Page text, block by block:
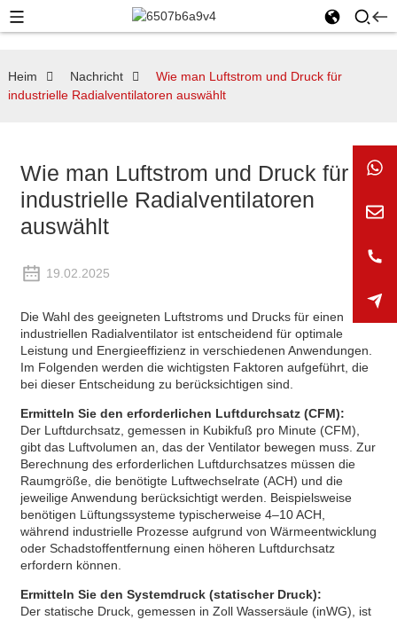
Heim Nachricht
Wie man Luftstrom und Druck für
industrielle Radialventilatoren auswählt
Wie man Luftstrom und Druck für
industrielle Radialventilatoren
auswählt
19.02.2025
Die Wahl des geeigneten Luftstroms und Drucks für einen
industriellen Radialventilator ist entscheidend für optimale
Leistung und Energieeffizienz in verschiedenen Anwendungen.
Im Folgenden werden die wichtigsten Faktoren aufgeführt, die
bei dieser Entscheidung zu berücksichtigen sind.
Ermitteln Sie den erforderlichen Luftdurchsatz (CFM):
Der Luftdurchsatz, gemessen in Kubikfuß pro Minute (CFM),
gibt das Luftvolumen an, das der Ventilator bewegen muss. Zur
Berechnung des erforderlichen Luftdurchsatzes müssen die
Raumgröße, die benötigte Luftwechselrate (ACH) und die
jeweilige Anwendung berücksichtigt werden. Beispielsweise
benötigen Lüftungssysteme typischerweise 4–10 ACH,
während industrielle Prozesse aufgrund von Wärmeentwicklung
oder Schadstoffentfernung einen höheren Luftdurchsatz
erfordern können.
Ermitteln Sie den Systemdruck (statischer Druck):
Der statische Druck, gemessen in Zoll Wassersäule (inWG), ist